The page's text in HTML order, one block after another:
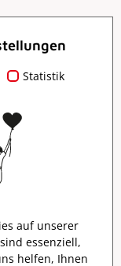
Statistik
auf unserer
essenziell,
helfen, Ihnen